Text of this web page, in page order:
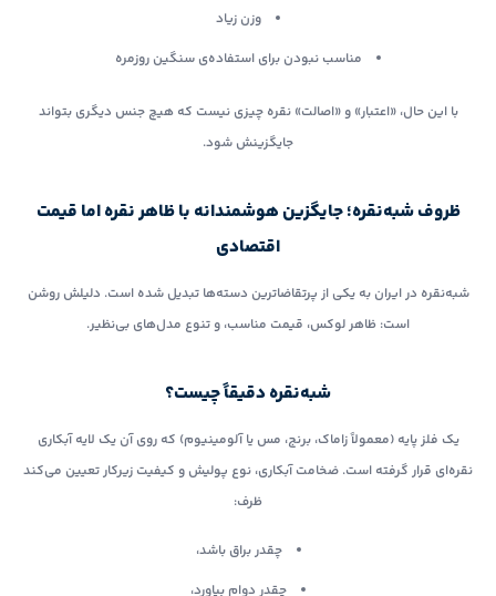
وزن زیاد
مناسب نبودن برای استفاده‌ی سنگین روزمره
با این حال، «اعتبار» و «اصالت» نقره چیزی نیست که هیچ جنس دیگری بتواند
جایگزینش شود.
ظروف شبه‌نقره؛ جایگزین هوشمندانه با ظاهر نقره اما قیمت
اقتصادی
شبه‌نقره در ایران به یکی از پرتقاضاترین دسته‌ها تبدیل شده است. دلیلش روشن
است: ظاهر لوکس، قیمت مناسب، و تنوع مدل‌های بی‌نظیر.
شبه‌نقره دقیقاً چیست؟
یک فلز پایه (معمولاً زاماک، برنج، مس یا آلومینیوم) که روی آن یک لایه آبکاری
نقره‌ای قرار گرفته است. ضخامت آبکاری، نوع پولیش و کیفیت زیرکار تعیین می‌کند
ظرف:
چقدر براق باشد،
چقدر دوام بیاورد،